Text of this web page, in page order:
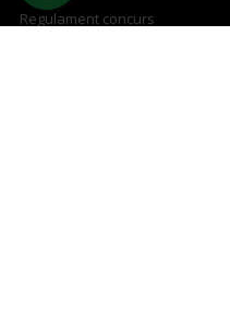
Regulament concurs